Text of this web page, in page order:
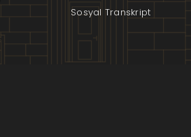
Sosyal Transkript